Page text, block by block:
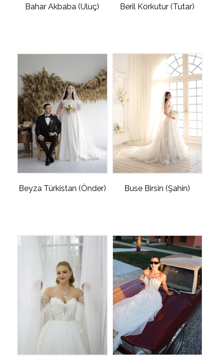
Bahar Akbaba (Uluç) Beril Korkutur (Tutar)
Beyza Türkistan (Önder) Buse Birsin (Şahin)